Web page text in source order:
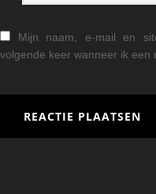
Mijn naam, e-mail en
volgende keer wanneer ik een